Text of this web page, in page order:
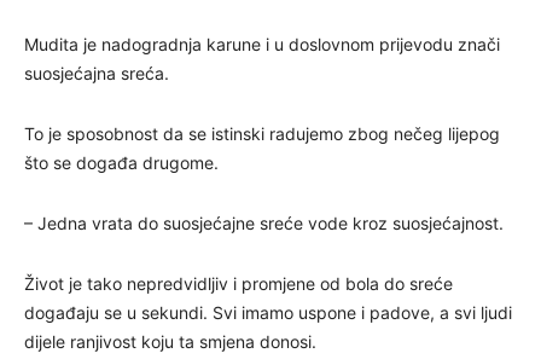
Mudita je nadogradnja karune i u doslovnom prijevodu znači
suosjećajna sreća.
To je sposobnost da se istinski radujemo zbog nečeg lijepog
što se događa drugome.
– Jedna vrata do suosjećajne sreće vode kroz suosjećajnost.
Život je tako nepredvidljiv i promjene od bola do sreće
događaju se u sekundi. Svi imamo uspone i padove, a svi ljudi
dijele ranjivost koju ta smjena donosi.